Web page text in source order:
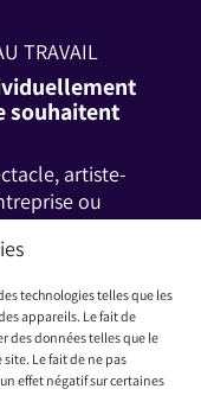
technologies telles que les
appareils. Le fait de
des données telles que le
Le fait de ne pas
effet négatif sur certaines
TRAVAIL
souhaitent
artiste-
ou
notre page sur